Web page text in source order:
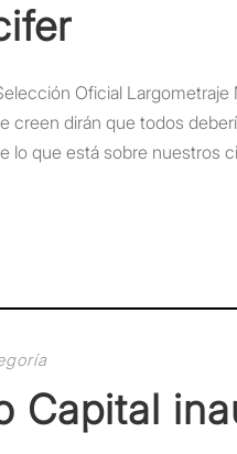
Oficial
creen dirán que todos
lo que está sobre nuestros
Capital